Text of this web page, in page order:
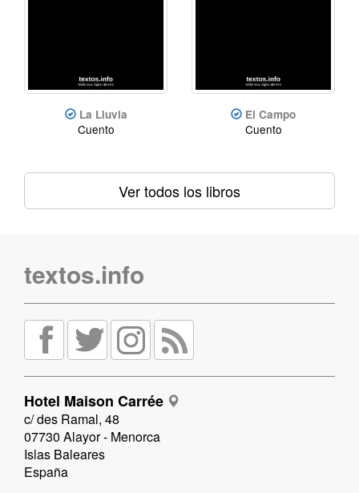
La Lluvia
Cuento
El Campo
Cuento
Ver todos los libros
textos.info
Hotel Maison Carrée
c/ des Ramal, 48
07730 Alayor - Menorca
Islas Baleares
España